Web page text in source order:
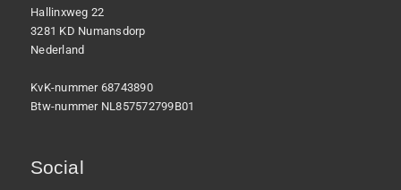
Hallinxweg 22
3281 KD Numansdorp
Nederland
KvK-nummer 68743890
Btw-nummer NL857572799B01
Social